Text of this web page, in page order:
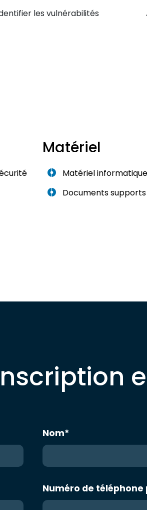
les vulnérabilités
Matériel
Matériel
Documents
Nom*
Numéro de